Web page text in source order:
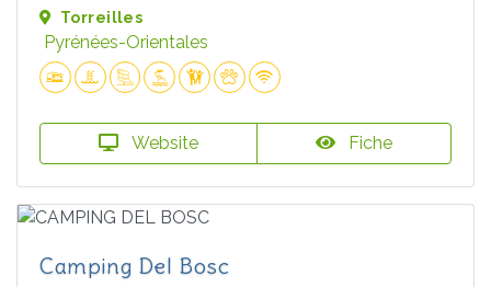
Torreilles
Pyrénées-Orientales
Website Fiche
Camping Del Bosc